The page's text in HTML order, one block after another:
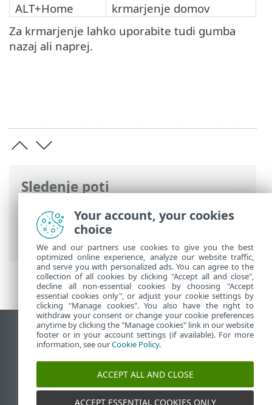
Sledenje poti
Spletna pomoč družbe ESET>ESET
NOD32 Antivirus
> Bližnjice na
tipkovnici
ALT+Home
krmarjenje domov
Za krmarjenje lahko uporabite tudi gumba
nazaj ali naprej.
Prikaz mesta na namizju
End of Life
Zbirka znanja družbe ESET
Forum družbe ESET
ESET Status Portal
Your account, your cookies
choice
We and our partners use cookies to give you the best
optimized online experience, analyze our website traffic,
and serve you with personalized ads. You can agree to the
collection of all cookies by clicking "Accept all and close",
decline all non-essential cookies by choosing "Accept
essential cookies only", or adjust your cookie settings by
clicking "Manage cookies". You also have the right to
withdraw your consent or change your cookie preferences
anytime by clicking the "Manage cookies" link in our website
footer or in your account settings (if available). For more
information, see ourCookie Policy.
ACCEPT ALL AND CLOSE
ACCEPT ESSENTIAL COOKIES ONLY